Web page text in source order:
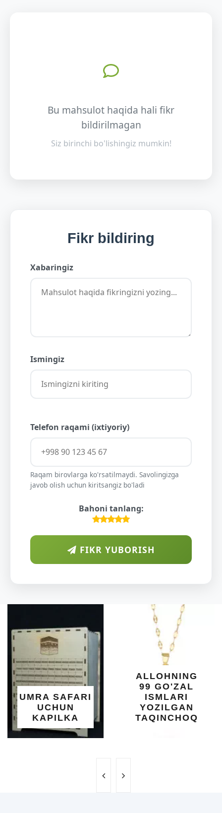
Bu mahsulot haqida hali fikr
bildirilmagan
Siz birinchi bo'lishingiz mumkin!
Fikr bildiring
Xabaringiz
Ismingiz
Telefon raqami (ixtiyoriy)
Raqam birovlarga ko'rsatilmaydi. Savolingizga
javob olish uchun kiritsangiz bo'ladi
Bahoni tanlang:
FIKR YUBORISH
SAFARI
ALLOHNING
99 GO'ZAL
YOZILGAN
TAQINCHOQ